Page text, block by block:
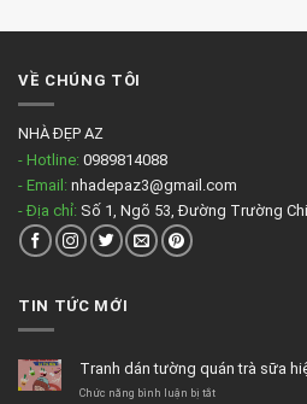
VỀ CHÚNG TÔI
NHÀ ĐẸP AZ
- Hotline: 0989814088
- Email: nhadepaz3@gmail.com
- Địa chỉ: Số 1, Ngõ 53, Đường Trường
TIN TỨC MỚI
Tranh dán tường quán trà sữa
Chức năng bình luận bị tắtở